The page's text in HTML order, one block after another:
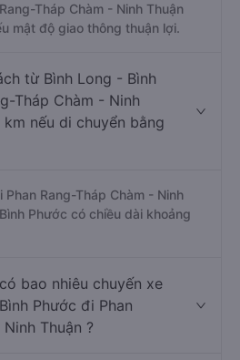
Tháp Chàm - Ninh Thuận
mật độ giao thông thuận lợi.
từ Bình Long - Bình
Tháp Chàm - Ninh
nếu di chuyển bằng
Rang-Tháp Chàm - Ninh
Phước có chiều dài khoảng
bao nhiêu chuyến xe
Phước đi Phan
Thuận ?